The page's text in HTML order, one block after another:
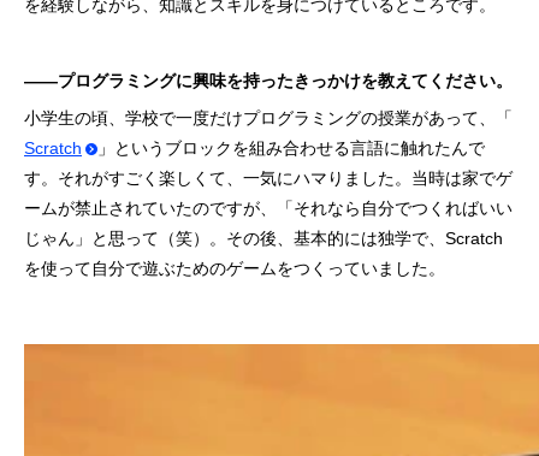
を経験しながら、知識とスキルを身につけているところです。
――プログラミングに興味を持ったきっかけを教えてください。
小学生の頃、学校で一度だけプログラミングの授業があって、「
Scratch
」というブロックを組み合わせる言語に触れたんで
す。それがすごく楽しくて、一気にハマりました。当時は家でゲ
ームが禁止されていたのですが、「それなら自分でつくればいい
じゃん」と思って（笑）。その後、基本的には独学で、Scratch
を使って自分で遊ぶためのゲームをつくっていました。